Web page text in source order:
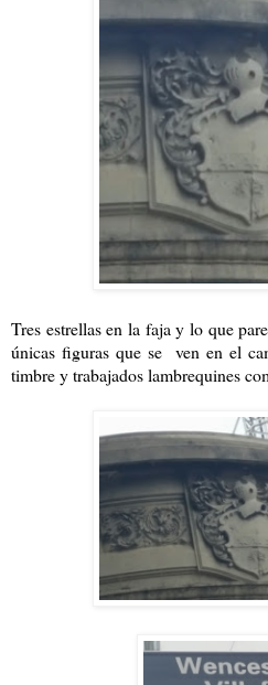
Tres estrellas en la faja y lo que
únicas figuras que se ven en el
timbre y trabajados lambrequines